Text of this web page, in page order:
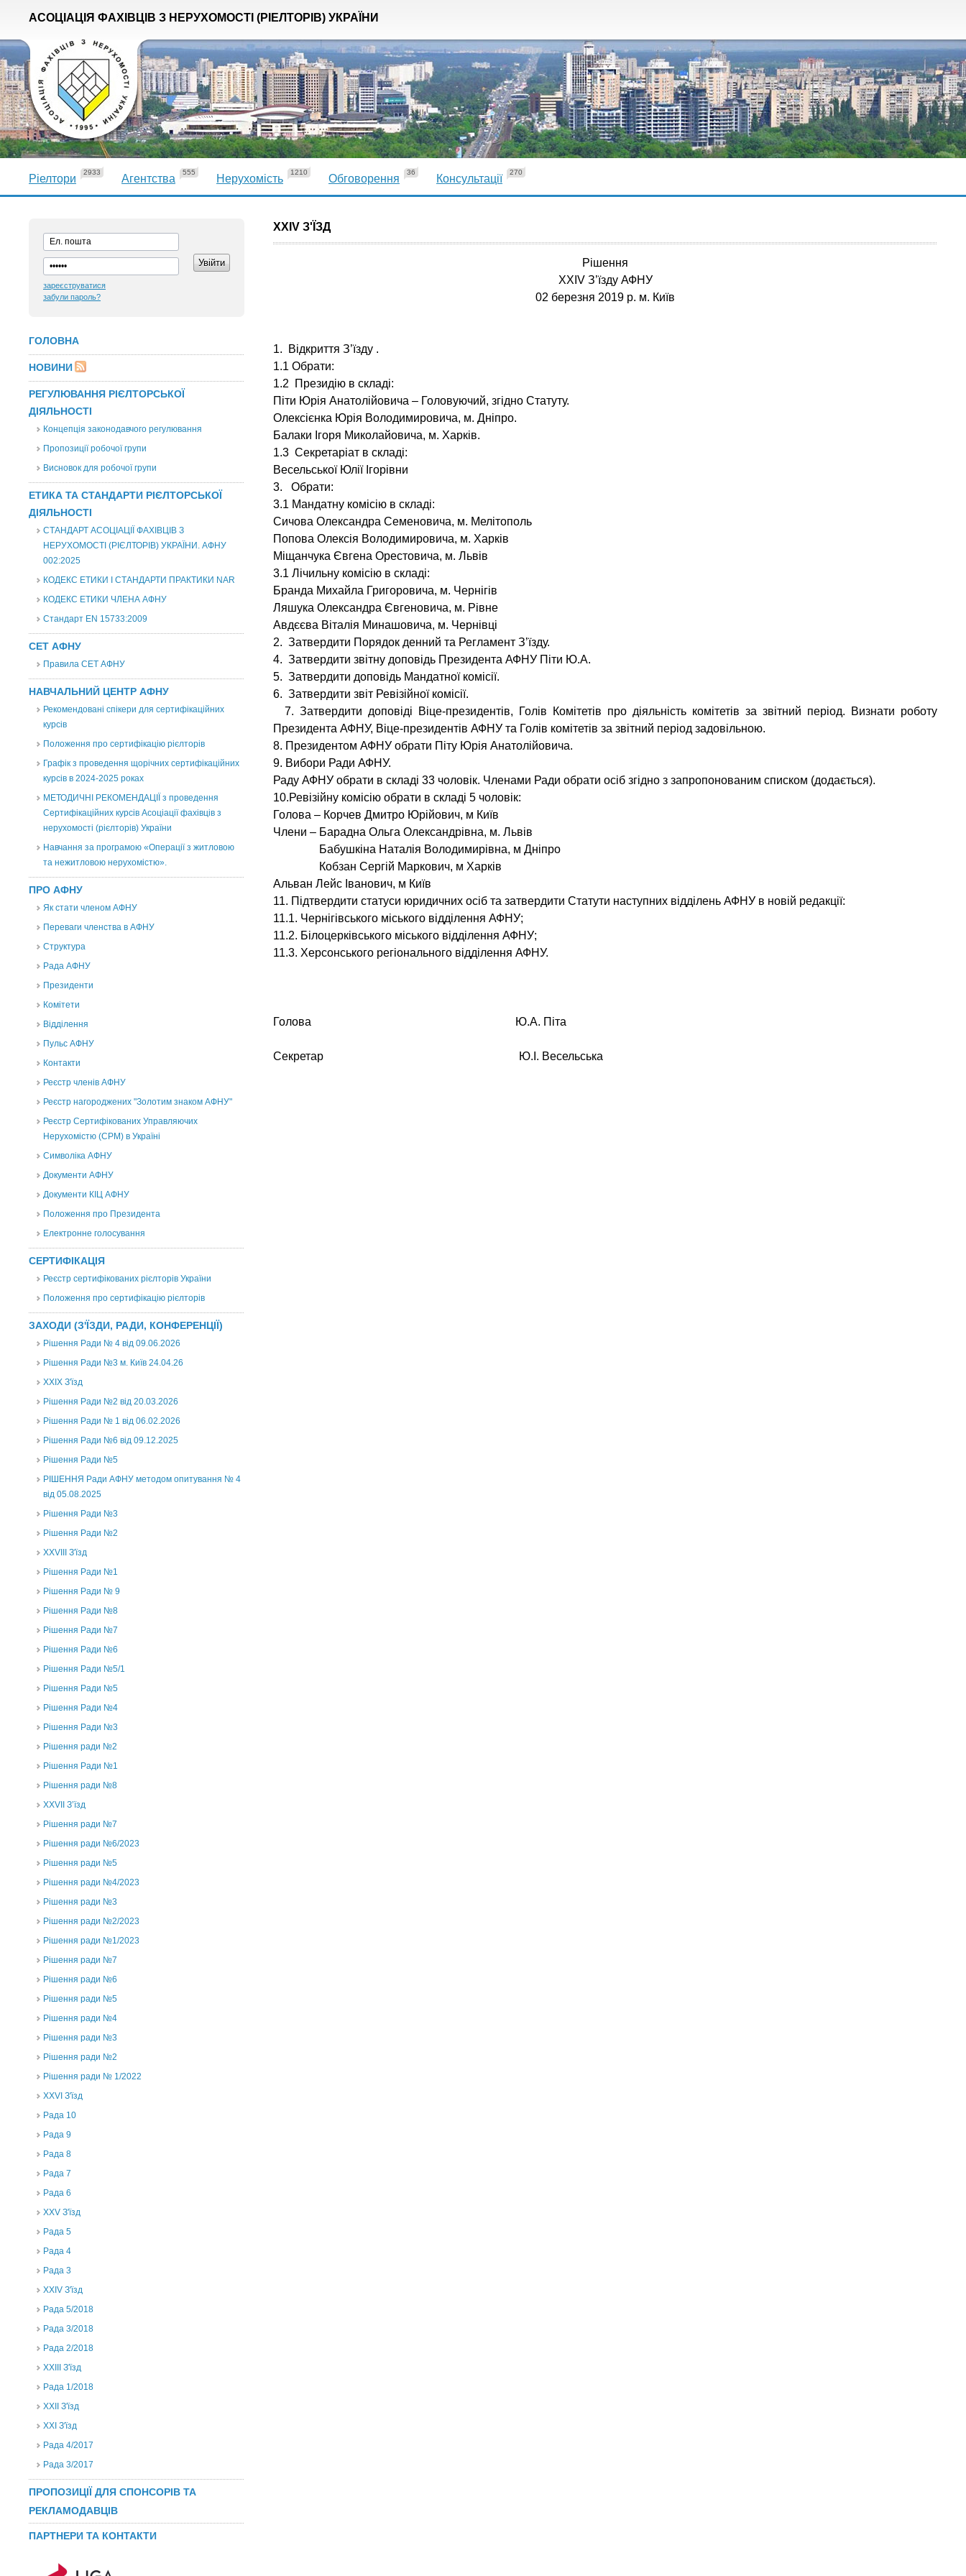
АСОЦІАЦІЯ ФАХІВЦІВ З НЕРУХОМОСТІ (РІЕЛТОРІВ) УКРАЇНИ
Ріелтори
2933
Агентства
555
Нерухомість
1210
Обговорення
36
Консультації
270
зареєструватися
забули пароль?
ГОЛОВНА
НОВИНИ
РЕГУЛЮВАННЯ РІЄЛТОРСЬКОЇ
ДІЯЛЬНОСТІ
Концепція законодавчого регулювання
Пропозиції робочої групи
Висновок для робочої групи
ЕТИКА ТА СТАНДАРТИ РІЄЛТОРСЬКОЇ
ДІЯЛЬНОСТІ
СТАНДАРТ АСОЦІАЦІЇ ФАХІВЦІВ З
НЕРУХОМОСТІ (РІЄЛТОРІВ) УКРАЇНИ. АФНУ
002:2025
КОДЕКС ЕТИКИ І СТАНДАРТИ ПРАКТИКИ NAR
КОДЕКС ЕТИКИ ЧЛЕНА АФНУ
Стандарт EN 15733:2009
СЕТ АФНУ
Правила СЕТ АФНУ
НАВЧАЛЬНИЙ ЦЕНТР АФНУ
Рекомендовані спікери для сертифікаційних
курсів
Положення про сертифікацію рієлторів
Графік з проведення щорічних сертифікаційних
курсів в 2024-2025 роках
МЕТОДИЧНІ РЕКОМЕНДАЦІЇ з проведення
Сертифікаційних курсів Асоціації фахівців з
нерухомості (рієлторів) України
Навчання за програмою «Операції з житловою
та нежитловою нерухомістю».
ПРО АФНУ
Як стати членом АФНУ
Переваги членства в АФНУ
Структура
Рада АФНУ
Президенти
Комітети
Відділення
Пульс АФНУ
Контакти
Реєстр членів АФНУ
Реєстр нагороджених "Золотим знаком АФНУ"
Реєстр Сертифікованих Управляючих
Нерухомістю (CPM) в Україні
Символіка АФНУ
Документи АФНУ
Документи КІЦ АФНУ
Положення про Президента
Електронне голосування
СЕРТИФІКАЦІЯ
Реєстр сертифікованих рієлторів України
Положення про сертифікацію рієлторів
ЗАХОДИ (З'ЇЗДИ, РАДИ, КОНФЕРЕНЦІЇ)
Рішення Ради № 4 від 09.06.2026
Рішення Ради №3 м. Київ 24.04.26
XXІХ З'їзд
Рішення Ради №2 від 20.03.2026
Рішення Ради № 1 від 06.02.2026
Рішення Ради №6 від 09.12.2025
Рішення Ради №5
РІШЕННЯ Ради АФНУ методом опитування № 4
від 05.08.2025
Рішення Ради №3
Рішення Ради №2
XXVIII З'їзд
Рішення Ради №1
Рішення Ради № 9
Рішення Ради №8
Рішення Ради №7
Рішення Ради №6
Рішення Ради №5/1
Рішення Ради №5
Рішення Ради №4
Рішення Ради №3
Рішення ради №2
Рішення Ради №1
Рішення ради №8
ХХVII З’їзд
Рішення ради №7
Рішення ради №6/2023
Рішення ради №5
Рішення ради №4/2023
Рішення ради №3
Рішення ради №2/2023
Рішення ради №1/2023
Рішення ради №7
Рішення ради №6
Рішення ради №5
Рішення ради №4
Рішення ради №3
Рішення ради №2
Рішення ради № 1/2022
XXVI З'їзд
Рада 10
Рада 9
Рада 8
Рада 7
Рада 6
XXV З'їзд
Рада 5
Рада 4
Рада 3
ХХIV З'їзд
Рада 5/2018
Рада 3/2018
Рада 2/2018
XXIII З'їзд
Рада 1/2018
ХХІІ З'їзд
XXI З'їзд
Рада 4/2017
Рада 3/2017
ПРОПОЗИЦІЇ ДЛЯ СПОНСОРІВ ТА
РЕКЛАМОДАВЦІВ
ПАРТНЕРИ ТА КОНТАКТИ
ХХIV З'ЇЗД
Рішення
ХХIV З’їзду АФНУ
02 березня 2019 р. м. Київ
1.
Відкриття З’їзду .
1.1 Обрати:
1.2 Президію в складі:
Піти Юрія Анатолійовича – Головуючий, згідно Статуту.
Олексієнка Юрія Володимировича, м. Дніпро.
Балаки Ігоря Миколайовича, м. Харків.
1.3 Секретаріат в складі:
Весельської Юлії Ігорівни
3. Обрати:
3.1 Мандатну комісію в складі:
Сичова Олександра Семеновича, м. Мелітополь
Попова Олексія Володимировича, м. Харків
Міщанчука Євгена Орестовича, м. Львів
3.1 Лічильну комісію в складі:
Бранда Михайла Григоровича, м. Чернігів
Ляшука Олександра Євгеновича, м. Рівне
Авдєєва Віталія Минашовича, м. Чернівці
2. Затвердити Порядок денний та Регламент З’їзду.
4. Затвердити звітну доповідь Президента АФНУ Піти Ю.А.
5. Затвердити доповідь Мандатної комісії.
6. Затвердити звіт Ревізійної комісії.
7. Затвердити доповіді Віце-президентів, Голів Комітетів про діяльність комітетів за звітний період. Визнати роботу
Президента АФНУ, Віце-президентів АФНУ та Голів комітетів за звітний період задовільною.
8. Президентом АФНУ обрати Піту Юрія Анатолійовича.
9. Вибори Ради АФНУ.
Раду АФНУ обрати в складі 33 чоловік. Членами Ради обрати осіб згідно з запропонованим списком (додається).
10.Ревізійну комісію обрати в складі 5 чоловік:
Голова – Корчев Дмитро Юрійович, м Київ
Члени – Барадна Ольга Олександрівна, м. Львів
Бабушкіна Наталія Володимирівна, м Дніпро
Кобзан Сергій Маркович, м Харків
Альван Лейс Іванович, м Київ
11. Підтвердити статуси юридичних осіб та затвердити Статути наступних відділень АФНУ в новій редакції:
11.1. Чернігівського міського відділення АФНУ;
11.2. Білоцерківського міського відділення АФНУ;
11.3. Херсонського регіонального відділення АФНУ.
Голова Ю.А. Піта
Секретар Ю.І. Весельська